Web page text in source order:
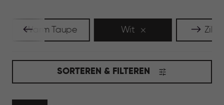
Warm Taupe Wit
SORTEREN & FILTEREN